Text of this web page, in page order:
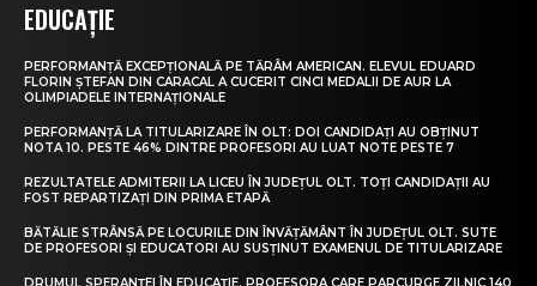
EDUCAȚIE
PERFORMANȚĂ EXCEPȚIONALĂ PE TĂRÂM AMERICAN. ELEVUL EDUARD
FLORIN ȘTEFAN DIN CARACAL A CUCERIT CINCI MEDALII DE AUR LA
OLIMPIADELE INTERNAȚIONALE
PERFORMANȚĂ LA TITULARIZARE ÎN OLT: DOI CANDIDAȚI AU OBȚINUT
NOTA 10. PESTE 46% DINTRE PROFESORI AU LUAT NOTE PESTE 7
REZULTATELE ADMITERII LA LICEU ÎN JUDEȚUL OLT. TOȚI CANDIDAȚII AU
FOST REPARTIZAȚI DIN PRIMA ETAPĂ
BĂTĂLIE STRÂNSĂ PE LOCURILE DIN ÎNVĂȚĂMÂNT ÎN JUDEȚUL OLT. SUTE
DE PROFESORI ȘI EDUCATORI AU SUSȚINUT EXAMENUL DE TITULARIZARE